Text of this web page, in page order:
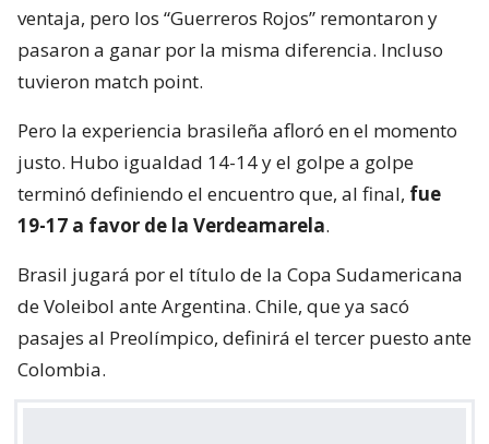
ventaja, pero los “Guerreros Rojos” remontaron y
pasaron a ganar por la misma diferencia. Incluso
tuvieron match point.
Pero la experiencia brasileña afloró en el momento
justo. Hubo igualdad 14-14 y el golpe a golpe
terminó definiendo el encuentro que, al final, fue
19-17 a favor de la Verdeamarela.
Brasil jugará por el título de la Copa Sudamericana
de Voleibol ante Argentina. Chile, que ya sacó
pasajes al Preolímpico, definirá el tercer puesto ante
Colombia.